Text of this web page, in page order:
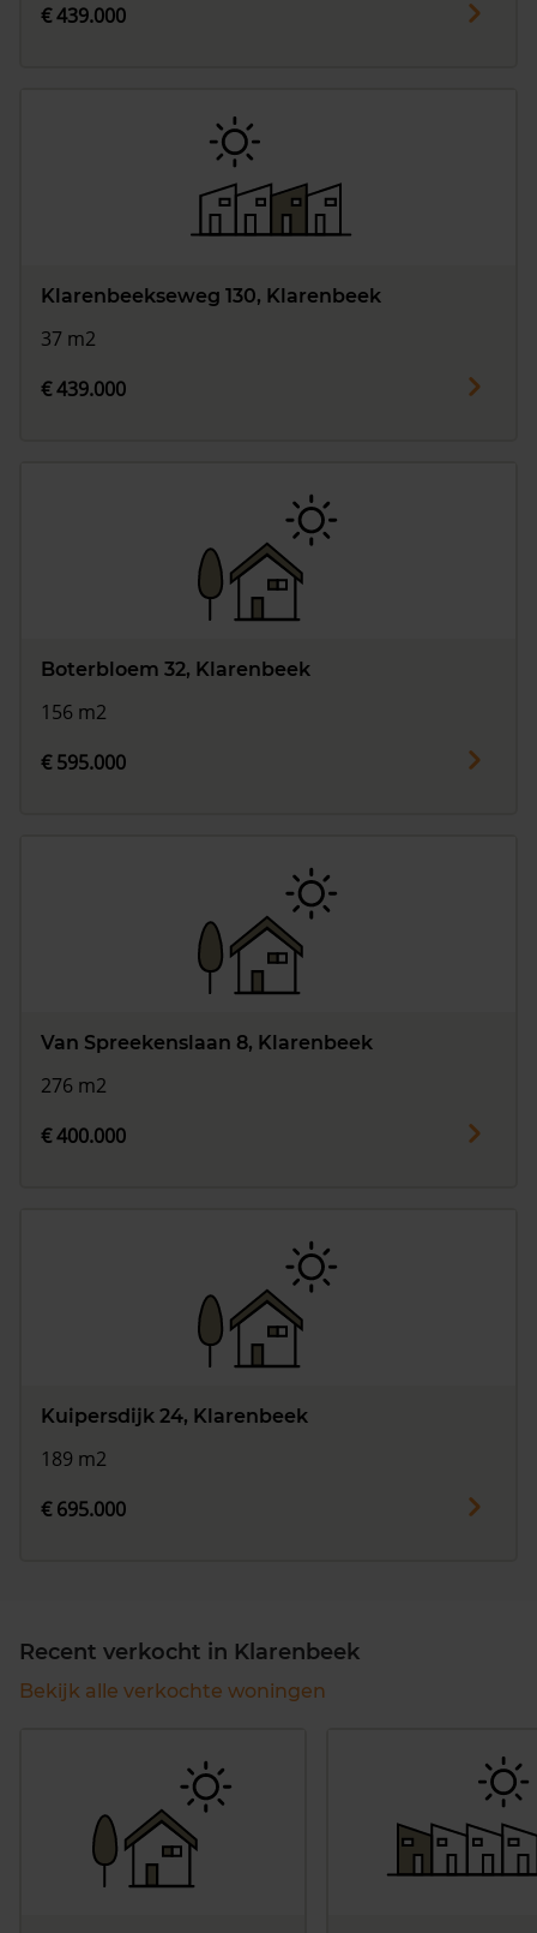
€ 439.000
Klarenbeekseweg 130, Klarenbeek
37 m2
€ 439.000
Boterbloem 32, Klarenbeek
156 m2
€ 595.000
Van Spreekenslaan 8, Klarenbeek
276 m2
€ 400.000
Kuipersdijk 24, Klarenbeek
189 m2
€ 695.000
Recent verkocht in Klarenbeek
Bekijk alle verkochte woningen